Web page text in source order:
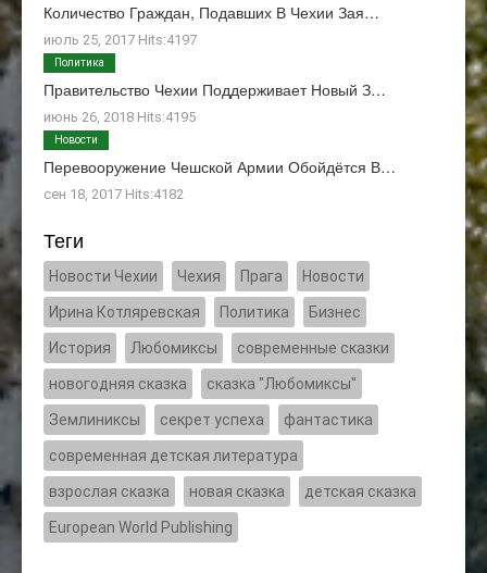
Количество Граждан, Подавших В Чехии Зая…
июль 25, 2017 Hits:4197
Правительство Чехии Поддерживает Новый З…
июнь 26, 2018 Hits:4195
Политика
Перевооружение Чешской Армии Обойдётся В…
сен 18, 2017 Hits:4182
Новости
Теги
Новости Чехии Чехия Прага Новости
Ирина Котляревская Политика Бизнес
История Любомиксы современные сказки
новогодняя сказка сказка "Любомиксы"
Землиниксы секрет успеха фантастика
современная детская литература
взрослая сказка новая сказка детская сказка
European World Publishing